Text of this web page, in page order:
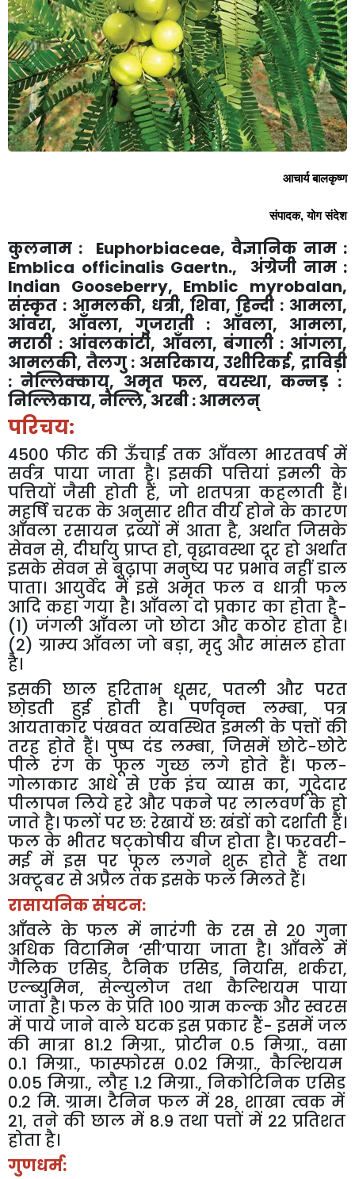
आचार्य बालकृष्ण
संपादक,योग संदेश
कुलनाम : Euphorbiaceae, वैज्ञानिक नाम:
Emblica officinalis Gaertn., अंग्रेजी नाम:
Indian Gooseberry, Emblic myrobalan,
संस्कृत : आमलकी, धत्री, शिवा, हिन्दी : आमला,
आंवरा, आँवला, गुजराती: आँवला, आमला,
मराठी : आंवलकांटी, आँवला, बंगाली: आंगला,
आमलकी, तैलगु: असरिकाय,उशीरिकई,द्राविड़ी
:नेल्लिक्काय्, अमृत फल, वयस्था,कन्नड़ :
निल्लिकाय,नेल्लि, अरबी:आमलन्
परिचय:
4500 फीट की ऊँचाई तक आँवला भारतवर्ष में
सर्वत्र पाया जाता है। इसकी पत्तियां इमली के
पत्तियों जैसी होती हैं, जो शतपत्रा कहलाती हैं।
महर्षि चरक के अनुसार शीत वीर्य होने के कारण
आँवला रसायन द्रव्यों में आता है, अर्थात जिसके
सेवन से, दीर्घायु प्राप्त हो,वृद्धावस्था दूर हो अर्थात
इसके सेवन से बु़ढ़़ापा मनुष्य पर प्रभाव नहीं डाल
पाता। आयुर्वेद में इसे अमृत फल व धात्री फल
आदि कहा गया है। आँवला दो प्रकार का होता है-
(1) जंगली आँवला जो छोटा और कठोर होता है।
(2) ग्राम्य आँवला जो बड़ा,मृदु और मांसल होता
है।
इसकी छाल हरिताभ धूसर, पतली और परत
छा़ेडती
हुई होती है। पर्णवृन्त लम्बा, पत्र
आयताकार पंखवत व्यवस्थित इमली के पत्तों की
तरह होते हैं। पुष्प दंड लम्बा, जिसमें छोटे-छोटे
पीले रंग के फूल गुच्छ लगे होते हैं। फल-
गोलाकार आधे से एक इंच व्यास का,गूदेदार
पीलापन लिये हरे और पकने पर लालवर्ण के हो
जाते है। फलों पर छ:रेखायें छ:खंडों को दर्शाती हैं।
फल के भीतर षट्कोषीय बीज होता है। फरवरी-
मई में इस पर फूल लगने शुरू होते हैं तथा
अक्टूबरसे अप्रैलतकइसकेफलमिलतेहैं।
रासायनिकसंघटन:
आँवले के फल में नारंगी के रस से20 गुना
अधिक विटामिन‘सी’पाया जाता है। आँवले में
गैलिक एसिड, टैनिक एसिड, निर्यास, शर्करा,
एल्ब्युमिन, सेल्युलोज तथा कैल्शियम
पाया
जाता है। फल केप्रति 100 ग्राम कल्क औरस्वरस
में पाये जाने वाले घटक इस प्रकार हैं-इसमें जल
की मात्रा 81.2मिग्रा., प्रोटीन0.5 मिग्रा.,वसा
0.1 मिग्रा., फास्फोरस 0.02 मिग्रा., कैल्शियम
0.05 मिग्रा., लौह 1.2 मिग्रा., निकोटिनिक एसिड
0.2 मि.ग्राम। टैनिन फल में28, शाखा त्वक में
21,तने की छाल में8.9 तथा पत्तों में22 प्रतिशत
होताहै।
गुणधर्म: